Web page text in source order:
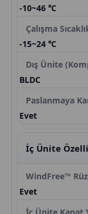
-10~46 ℃
Çalışma
-15~24 ℃
Dış Ünite
BLDC
Paslanmaya
Evet
İç Ünite
WindFree™
Evet